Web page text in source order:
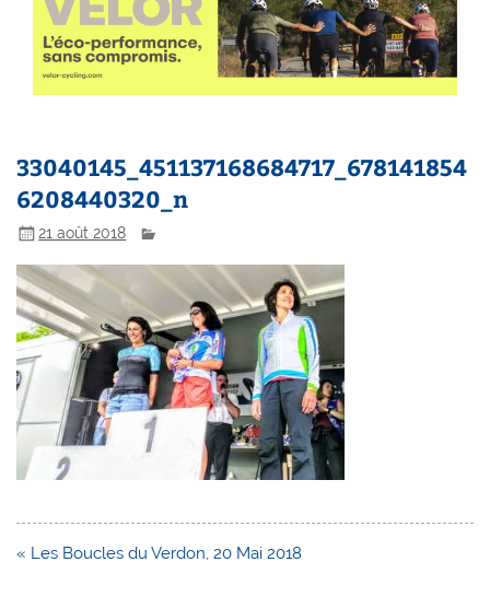
33040145_451137168684717_678141854
6208440320_n
21 août 2018
Navigation
« Les Boucles du Verdon, 20 Mai 2018